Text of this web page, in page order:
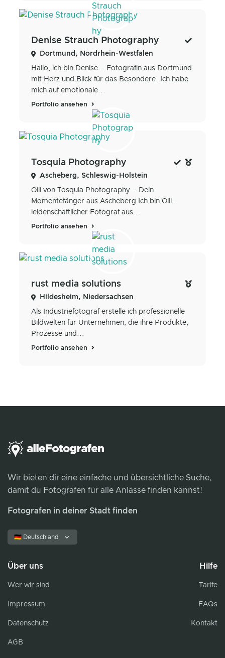
Denise Strauch Photography
Dortmund, Nordrhein-Westfalen
Hallo, ich bin Denise – Fotografin aus Dortmund
mit Herz und Blick für das Besondere. Ich habe
mich auf emotionale...
Portfolio ansehen
Tosquia Photography
Ascheberg, Schleswig-Holstein
Olli von Tosquia Photography – Dein
Momentefänger aus Ascheberg Ich bin Olli,
leidenschaftlicher Fotograf aus...
Portfolio ansehen
rust media solutions
Hildesheim, Niedersachsen
Als Industriefotograf erstelle ich professionelle
Bildwelten für Unternehmen, die ihre Produkte,
Prozesse und...
Portfolio ansehen
Wir bieten dir eine einfache und übersichtliche Suche,
damit du Fotografen für alle Anlässe finden kannst!
Fotografen in deiner Stadt finden
🇩🇪 Deutschland
Über uns
Wer wir sind
Impressum
Datenschutz
AGB
Hilfe
Tarife
FAQs
Kontakt